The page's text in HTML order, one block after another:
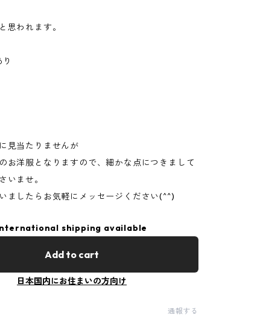
思われます。
見当たりませんが
お洋服となりますので、細かな点につきまして
いませ。
ましたらお気軽にメッセージください(^^)
shipping available
Add to cart
日本国内にお住まいの方向け
通報する